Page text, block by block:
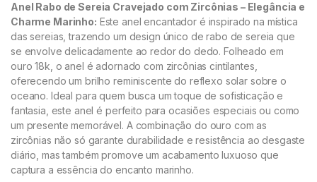
Anel Rabo de Sereia Cravejado com Zircônias – Elegância e
Charme Marinho: Este anel encantador é inspirado na mística
das sereias, trazendo um design único de rabo de sereia que
se envolve delicadamente ao redor do dedo. Folheado em
ouro 18k, o anel é adornado com zircônias cintilantes,
oferecendo um brilho reminiscente do reflexo solar sobre o
oceano. Ideal para quem busca um toque de sofisticação e
fantasia, este anel é perfeito para ocasiões especiais ou como
um presente memorável. A combinação do ouro com as
zircônias não só garante durabilidade e resistência ao desgaste
diário, mas também promove um acabamento luxuoso que
captura a essência do encanto marinho.